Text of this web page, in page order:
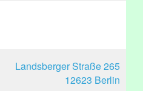
Landsberger Straße 265
12623 Berlin